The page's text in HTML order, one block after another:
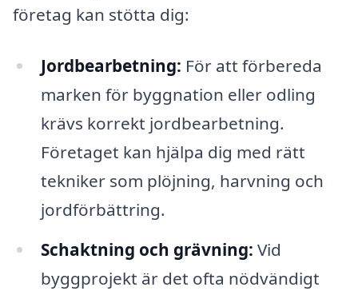
företag kan stötta dig:
Jordbearbetning: För att förbereda
marken för byggnation eller odling
krävs korrekt jordbearbetning.
Företaget kan hjälpa dig med rätt
tekniker som plöjning, harvning och
jordförbättring.
Schaktning och grävning: Vid
byggprojekt är det ofta nödvändigt